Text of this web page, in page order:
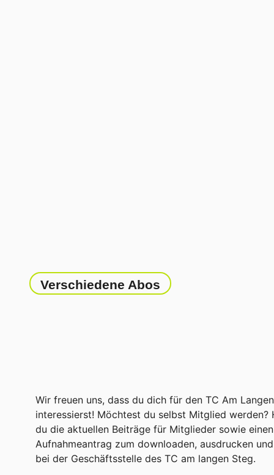
Verschiedene Abos
Wir freuen uns, dass du dich für den TC Am
interessierst! Möchtest du selbst Mitglied werden?
du die aktuellen Beiträge für Mitglieder sowie einen
Aufnahmeantrag zum downloaden, ausdrucken
bei der Geschäftsstelle des TC am langen Steg.